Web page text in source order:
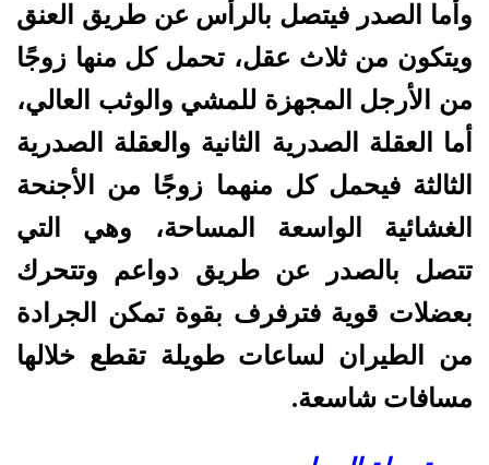
وأما الصدر فيتصل بالرأس عن طريق العنق
ويتكون من ثلاث عقل، تحمل كل منها زوجًا
من الأرجل المجهزة للمشي والوثب العالي،
أما العقلة الصدرية الثانية والعقلة الصدرية
الثالثة فيحمل كل منهما زوجًا من الأجنحة
الغشائية الواسعة المساحة، وهي التي
تتصل بالصدر عن طريق دواعم وتتحرك
بعضلات قوية فترفرف بقوة تمكن الجرادة
من الطيران لساعات طويلة تقطع خلالها
مسافات شاسعة.